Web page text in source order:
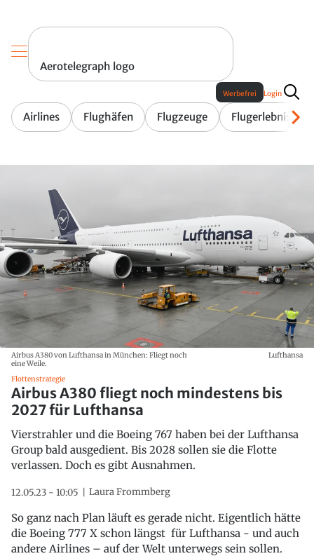
Aerotelegraph logo
Airlines Flughäfen Flugzeuge Flugerlebnis
Werbefrei Login
Airbus A380 von Lufthansa in München: Fliegt noch
eine Weile.
Lufthansa
Flottenstrategie
Airbus A380 fliegt noch mindestens bis
2027 für Lufthansa
Vierstrahler und die Boeing 767 haben bei der Lufthansa
Group bald ausgedient. Bis 2028 sollen sie die Flotte
verlassen. Doch es gibt Ausnahmen.
12.05.23 - 10:05 Laura Frommberg
So ganz nach Plan läuft es gerade nicht. Eigentlich hätte
die Boeing 777 X schon längst für Lufthansa - und auch
andere Airlines – auf der Welt unterwegs sein sollen.